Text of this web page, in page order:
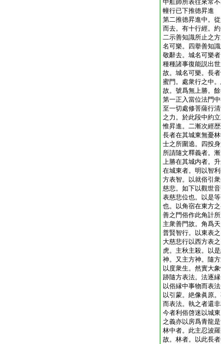
中舡師所表往來常
幢行已下推徳昇進
第二推徳昇進中。
而去。有十行經。
二示善知識所止之
名可樂。四擧善知
敬辭去。城名可樂
種種諸事復能説出
故。城名可樂。長
蜜門。處衆行之中
故。號爲無上勝。
第一正入當位法門
至一切處修菩薩行
之力。於此段中約
惟昇進。二漸次經
長者在其城東無憂
士之所圍遶。四投
所請隨文釋義者。
上勝在其城内者。
在城東者。明以智
方表智。以就俗引
慈悲。如下以觀世
表慈悲位也。以是
也。以角宿在東方
善之門俗作此角計
主衆善門故。角爲
普賢智行。以東表
大慈悲行以西方表
虎。主秋主殺。以
神。又主方神。隨
以度衆生。然實大
跡隨方表法。法逐
以俗縁中事物而表
以引蒙。絶像眞原
而表法。執之者還
今者利俗啓迷以城
之義亦以房爲青龍
林中者。此主忍波
故。林者。以此長